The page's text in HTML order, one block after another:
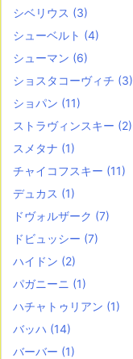
シベリウス (3)
シューベルト (4)
シューマン (6)
ショスタコーヴィチ (3)
ショパン (11)
ストラヴィンスキー (2)
スメタナ (1)
チャイコフスキー (11)
デュカス (1)
ドヴォルザーク (7)
ドビュッシー (7)
ハイドン (2)
パガニーニ (1)
ハチャトゥリアン (1)
バッハ (14)
バーバー (1)